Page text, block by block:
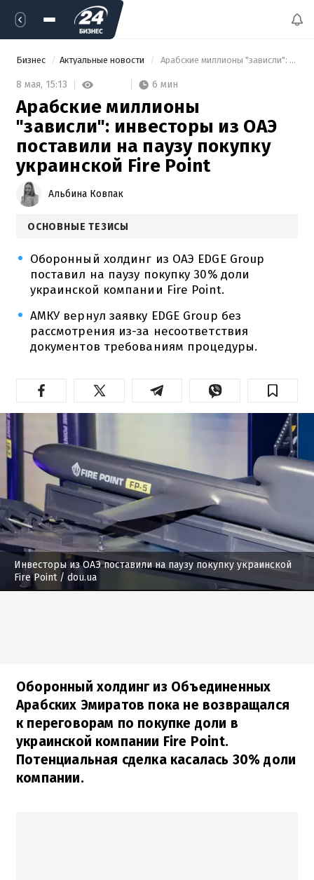
Бизнес Актуальные новости Арабские миллионы "зависли": инвесторы из ОАЭ поставили на паузу покупку украинской Fire Point
8 мая, 15:13 6 мин
Арабские миллионы
"зависли": инвесторы из ОАЭ
поставили на паузу покупку
украинской Fire Point
Альбина Ковпак
ОСНОВНЫЕ ТЕЗИСЫ
Оборонный холдинг из ОАЭ EDGE Group
поставил на паузу покупку 30% доли
украинской компании Fire Point.
АМКУ вернул заявку EDGE Group без
рассмотрения из-за несоответствия
документов требованиям процедуры.
Инвесторы из ОАЭ поставили на паузу покупку украинской
Fire Point/ dou.ua
Оборонный холдинг из Объединенных
Арабских Эмиратов пока не возвращался
к переговорам по покупке доли в
украинской компании Fire Point.
Потенциальная сделка касалась 30% доли
компании.